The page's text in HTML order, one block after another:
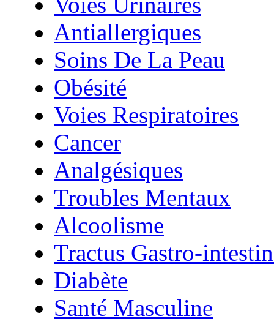
Antiallergiques
Soins De La Peau
Obésité
Voies Respiratoires
Cancer
Analgésiques
Troubles Mentaux
Alcoolisme
Tractus Gastro-
Diabète
Santé Masculine